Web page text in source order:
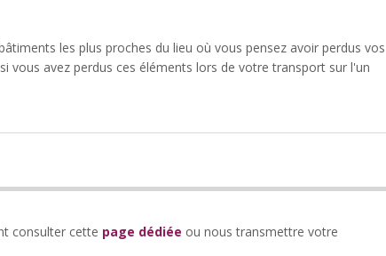
les plus proches du lieu où vous pensez avoir perdus vos
vous avez perdus ces éléments lors de votre transport sur l'un
consulter cette page dédiée ou nous transmettre votre